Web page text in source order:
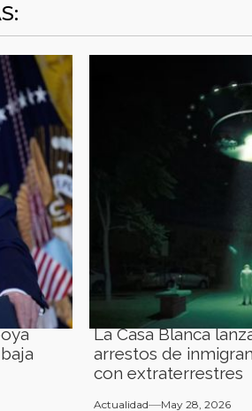
La Casa Blanca
arrestos de
con extraterrestres
Actualidad May 28, 2026